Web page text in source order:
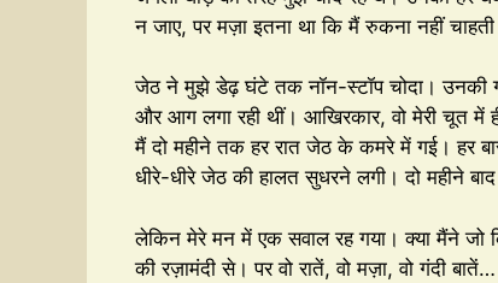
न जाए, पर मज़ा इतना था कि मैं रुकना नहीं चाहती
जेठ ने मुझे डेढ़ घंटे तक नॉन-स्टॉप चोदा। उनकी
और आग लगा रही थीं। आखिरकार, वो मेरी चूत में
मैं दो महीने तक हर रात जेठ के कमरे में गई। हर
धीरे-धीरे जेठ की हालत सुधरने लगी। दो महीने
लेकिन मेरे मन में एक सवाल रह गया। क्या मैंने
की रज़ामंदी से। पर वो रातें, वो मज़ा, वो गंदी